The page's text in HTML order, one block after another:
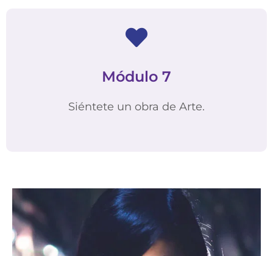
Módulo 7
Siéntete un obra de Arte.